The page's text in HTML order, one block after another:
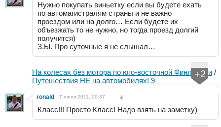
Нужно покупать виньетку если вы будете ехать
по автомагистралям страны и не важно
проездом или на долго… Если будете их
объезжать то не нужно, но тогда проезд долгий
получится)
З.Ы. Про суточные я не слышал…
На колесах без мотора по юго-восточной Финляндии /
Путешествия НЕ на автомобилях! 9
+2
ronald 7 июля 2011, 09:37
Класс!!! Просто Класс! Надо взять на заметку)